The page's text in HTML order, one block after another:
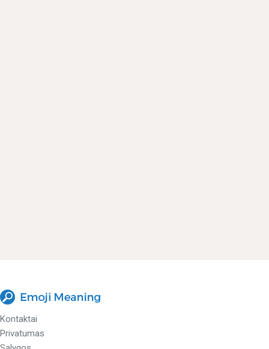
Kontaktai
Privatumas